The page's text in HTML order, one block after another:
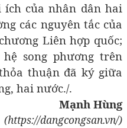
của nhân dân hai
các nguyên tắc của
Liên hợp quốc;
song phương trên
thuận đã ký giữa
hai nước./.
Mạnh Hùng
(https://dangcongsan.vn/)